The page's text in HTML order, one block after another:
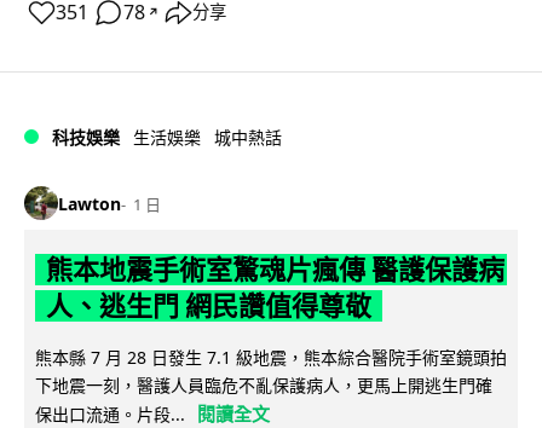
351 78 ↗ 分享
科技娛樂 生活娛樂 城中熱話
Lawton 1 日
熊本地震手術室驚魂片瘋傳 醫護保護病
人、逃生門 網民讚值得尊敬
熊本縣 7 月 28 日發生 7.1 級地震，熊本綜合醫院手術室鏡頭拍
下地震一刻，醫護人員臨危不亂保護病人，更馬上開逃生門確
保出口流通。片段...
閱讀全文